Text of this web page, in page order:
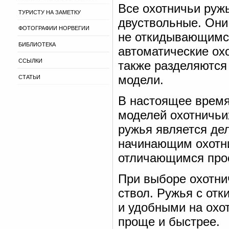
ТУРИСТУ НА ЗАМЕТКУ
ФОТОГРАФИИ НОРВЕГИИ
БИБЛИОТЕКА
ССЫЛКИ
СТАТЬИ
Все охотничьи
двуствольные.
не
автоматические
также
модели.
В настоящее
моделей
ружья является
начинающим
отличающимся
При выборе
ствол. Ружья с
и удобными на
проще и быстрее.